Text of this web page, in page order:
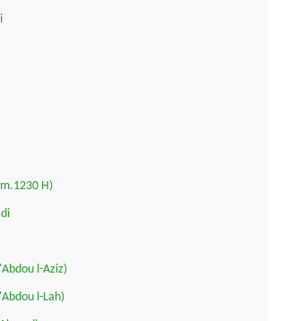
H)
l-Aziz)
l-Lah)